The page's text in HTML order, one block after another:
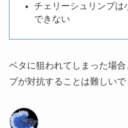
チェリーシュリンプは
できない
ベタに狙われてしまった場
プが対抗することは難しいで